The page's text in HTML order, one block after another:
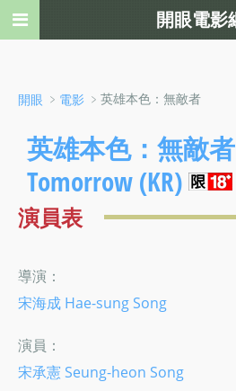
開眼 ﹥ 電影 ﹥英雄本色：無敵者
英雄本色：無敵者
Tomorrow (KR)
演員表
導演：
宋海成 Hae-sung Song
演員：
宋承憲 Seung-heon Song
開眼電影